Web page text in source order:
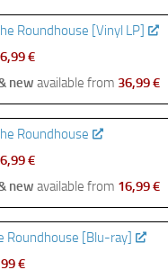
Roundhouse [Vinyl LP]
€
new available from 36,99 €
Roundhouse
€
new available from 16,99 €
Roundhouse [Blu-ray]
€